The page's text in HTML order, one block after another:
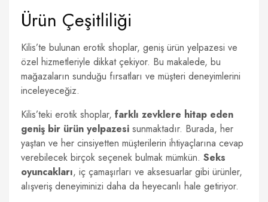
Ürün Çeşitliliği
Kilis’te bulunan erotik shoplar, geniş ürün yelpazesi ve
özel hizmetleriyle dikkat çekiyor. Bu makalede, bu
mağazaların sunduğu fırsatları ve müşteri deneyimlerini
inceleyeceğiz.
Kilis’teki erotik shoplar, farklı zevklere hitap eden
geniş bir ürün yelpazesi sunmaktadır. Burada, her
yaştan ve her cinsiyetten müşterilerin ihtiyaçlarına cevap
verebilecek birçok seçenek bulmak mümkün. Seks
oyuncakları, iç çamaşırları ve aksesuarlar gibi ürünler,
alışveriş deneyiminizi daha da heyecanlı hale getiriyor.